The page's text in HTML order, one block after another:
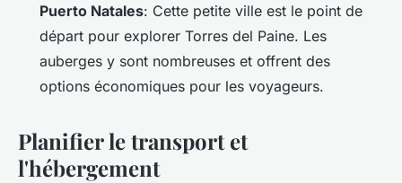
Puerto Natales: Cette petite ville est le point de
départ pour explorer Torres del Paine. Les
auberges y sont nombreuses et offrent des
options économiques pour les voyageurs.
Planifier le transport et
l'hébergement